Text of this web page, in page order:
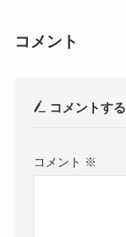
コメント
コメントする
コメント ※